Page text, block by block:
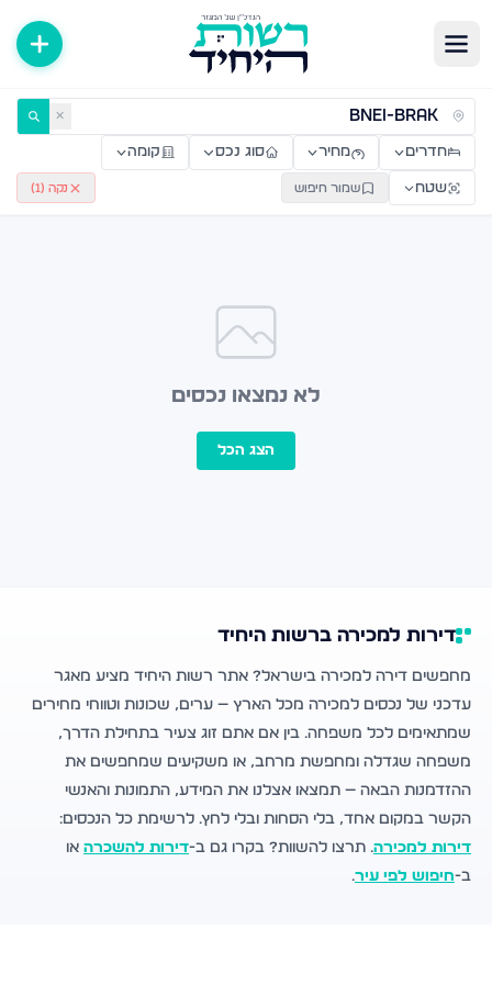
דירות למכירה ולהשכרה — רשות היחיד ✕
חדרים מחיר סוג נכס קומה
שטח שמור חיפוש נקה ( 1
)
לא נמצאו נכסים
הצג הכל
דירות למכירה ברשות היחיד
מחפשים דירה למכירה בישראל? אתר רשות היחיד מציע מאגר
עדכני של נכסים למכירה מכל הארץ — ערים, שכונות וטווחי מחירים
שמתאימים לכל משפחה. בין אם אתם זוג צעיר בתחילת הדרך,
משפחה שגדלה ומחפשת מרחב, או משקיעים שמחפשים את
ההזדמנות הבאה — תמצאו אצלנו את המידע, התמונות והאנשי
הקשר במקום אחד, בלי הסחות ובלי לחץ. לרשימת כל הנכסים:
דירות למכירה. תרצו להשוות? בקרו גם ב-דירות להשכרה או
ב-חיפוש לפי עיר.